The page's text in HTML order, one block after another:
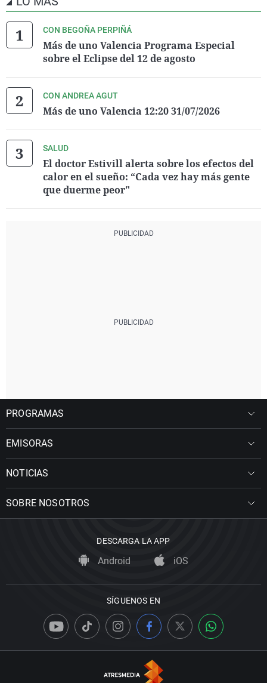
CON BEGOÑA PERPIÑÁ
Más de uno Valencia Programa Especial
sobre el Eclipse del 12 de agosto
CON ANDREA AGUT
Más de uno Valencia 12:20 31/07/2026
SALUD
El doctor Estivill alerta sobre los efectos del
calor en el sueño: “Cada vez hay más gente
que duerme peor"
PROGRAMAS
EMISORAS
NOTICIAS
SOBRE NOSOTROS
DESCARGA LA APP
Android iOS
SÍGUENOS EN